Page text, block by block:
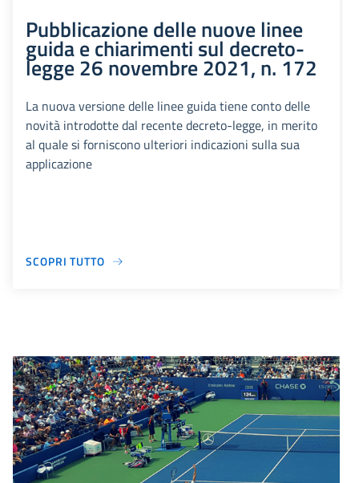
Pubblicazione delle nuove linee
guida e chiarimenti sul decreto-
legge 26 novembre 2021, n. 172
La nuova versione delle linee guida tiene conto delle
novità introdotte dal recente decreto-legge, in merito
al quale si forniscono ulteriori indicazioni sulla sua
applicazione
SCOPRI TUTTO